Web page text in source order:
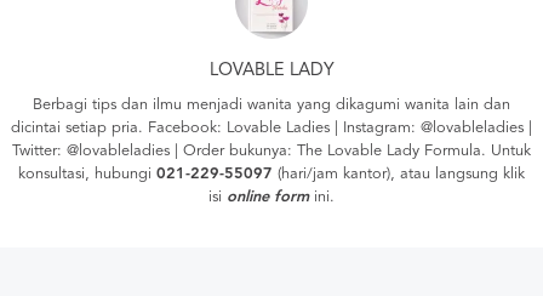
LOVABLE LADY
Berbagi tips dan ilmu menjadi wanita yang dikagumi wanita lain dan
dicintai setiap pria. Facebook: Lovable Ladies | Instagram: @lovableladies
Twitter: @lovableladies | Order bukunya: The Lovable Lady Formula. Untuk
konsultasi, hubungi 021-229-55097 (hari/jam kantor), atau langsung klik
isi online formini.